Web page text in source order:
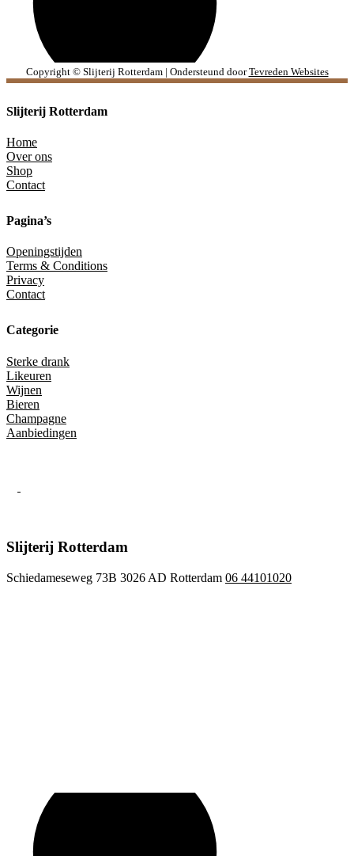
Copyright © Slijterij Rotterdam | Ondersteund doorTevreden Websites
Slijterij Rotterdam
Home
Over ons
Shop
Contact
Pagina’s
Openingstijden
Terms & Conditions
Privacy
Contact
Categorie
Sterke drank
Likeuren
Wijnen
Bieren
Champagne
Aanbiedingen
Slijterij Rotterdam
Schiedameseweg 73B 3026 AD Rotterdam 06 44101020